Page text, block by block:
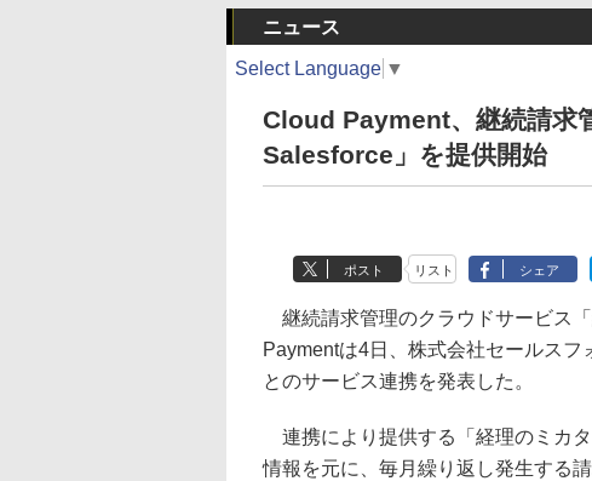
ニュース
Select Language ▼
Cloud Payment、継続請求
Salesforce」を提供開始
ポスト リスト シェア
継続請求管理のクラウドサービス
Paymentは4日、株式会社セールスフ
とのサービス連携を発表した。
連携により提供する「経理のミカ
情報を元に、毎月繰り返し発生する